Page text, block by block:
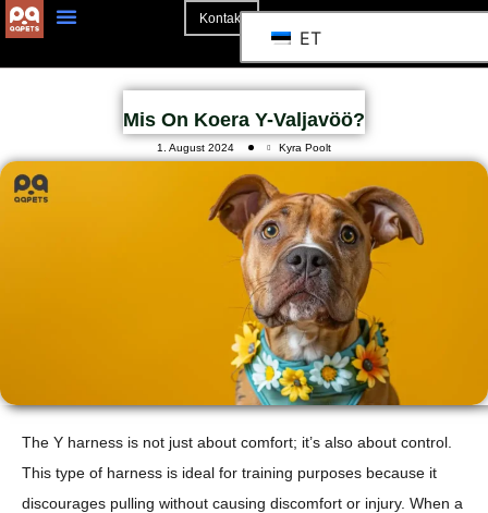
Kontakt
ET
Mis On Koera Y-Valjavöö?
1. August 2024 Kyra Poolt
The Y harness is not just about comfort; it’s also about control.
This type of harness is ideal for training purposes because it
discourages pulling without causing discomfort or injury. When a